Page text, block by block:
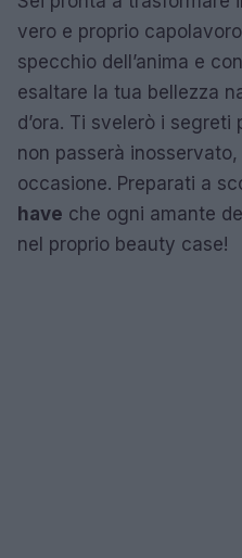
vero e proprio
specchio dell’anima e
esaltare la tua bellezza
d’ora. Ti svelerò i
non passerà
occasione. Preparati a
have che ogni amante
nel proprio beauty case!